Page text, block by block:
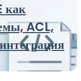
как
ACL,